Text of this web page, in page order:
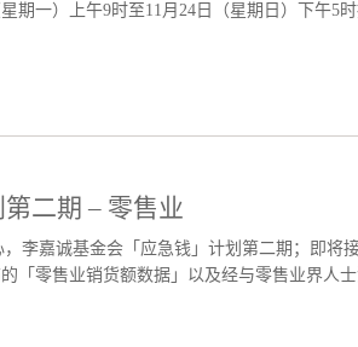
期一）上午9时至11月24日（星期日）下午5
二期 – 零售业
李嘉诚基金会「应急钱」计划第二期；即将
「零售业销货额数据」以及经与零售业界人